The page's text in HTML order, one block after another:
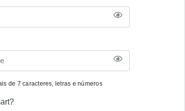
de 7 caracteres, letras e números